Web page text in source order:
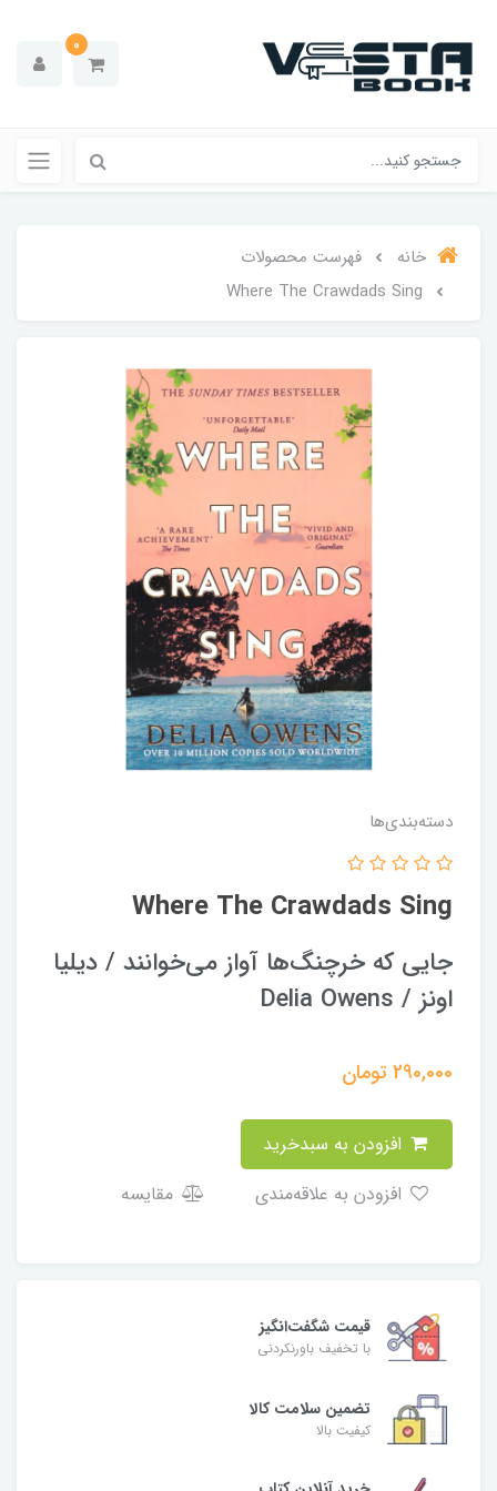
0
خانه
فهرست محصولات
Where The Crawdads Sing
دسته‌بندی‌ها
Where The Crawdads Sing
جایی که خرچنگ‌ها آواز می‌خوانند / دیلیا
اونز / Delia Owens
290,000تومان
مقایسه
قیمت شگفت‌انگیز
با تخفیف باورنکردنی
تضمین سلامت کالا
کیفیت بالا